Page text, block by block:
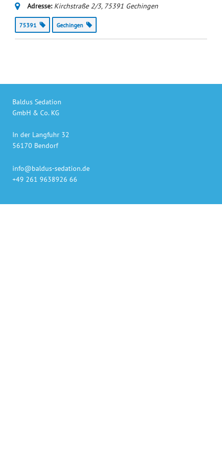
Adresse: Kirchstraße 2/3, 75391 Gechingen
75391 Gechingen
Baldus Sedation
GmbH & Co. KG
In der Langfuhr 32
56170 Bendorf
info@baldus-sedation.de
+49 261 9638926 66